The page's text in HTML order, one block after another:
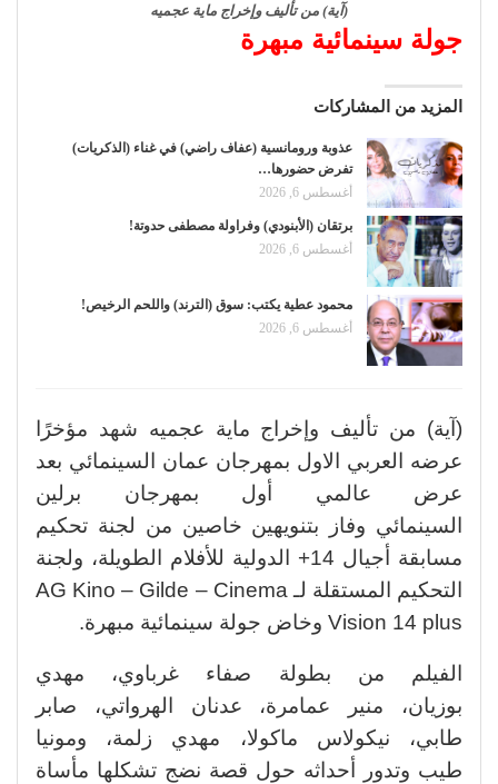
(آية) من تأليف وإخراج ماية عجميه
جولة سينمائية مبهرة
المزيد من المشاركات
عذوبة ورومانسية (عفاف راضي) في غناء (الذكريات)
تفرض حضورها…
أغسطس 6, 2026
برتقان (الأبنودي) وفراولة مصطفى حدوتة!
أغسطس 6, 2026
محمود عطية يكتب: سوق (الترند) واللحم الرخيص!
أغسطس 6, 2026
(آية) من تأليف وإخراج ماية عجميه شهد مؤخرًا
عرضه العربي الاول بمهرجان عمان السينمائي بعد
عرض عالمي أول بمهرجان برلين
السينمائي وفاز بتنويهين خاصين من لجنة تحكيم
مسابقة أجيال 14+ الدولية للأفلام الطويلة، ولجنة
التحكيم المستقلة لـ AG Kino – Gilde – Cinema
Vision 14 plus وخاض جولة سينمائية مبهرة.
الفيلم من بطولة صفاء غرباوي، مهدي
بوزيان، منير عمامرة، عدنان الهرواتي، صابر
طابي، نيكولاس ماكولا، مهدي زلمة، ومونيا
طيب وتدور أحداثه حول قصة نضج تشكلها مأساة